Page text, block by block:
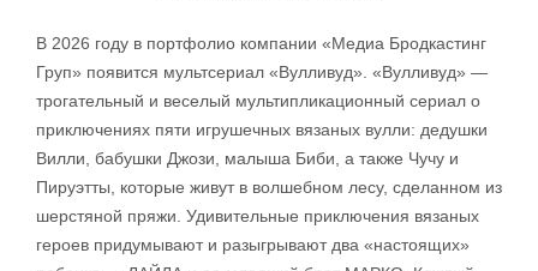
В 2026 году в портфолио компании «Медиа Бродкастинг
Груп» появится мультсериал «Вулливуд». «Вулливуд» —
трогательный и веселый мультипликационный сериал о
приключениях пяти игрушечных вязаных вулли: дедушки
Вилли, бабушки Джози, малыша Биби, а также Чучу и
Пируэтты, которые живут в волшебном лесу, сделанном из
шерстяной пряжи. Удивительные приключения вязаных
героев придумывают и разыгрывают два «настоящих»